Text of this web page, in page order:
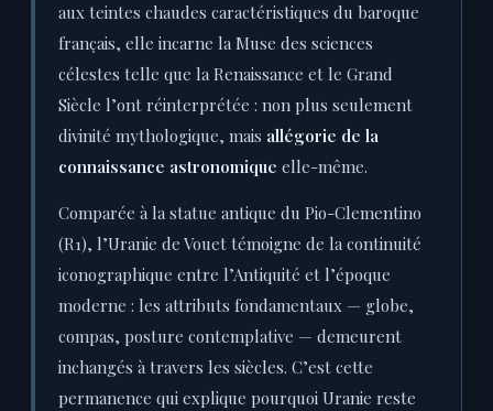
aux teintes chaudes caractéristiques du baroque
français, elle incarne la Muse des sciences
célestes telle que la Renaissance et le Grand
Siècle l’ont réinterprétée : non plus seulement
divinité mythologique, mais allégorie de la
connaissance astronomique elle-même.
Comparée à la statue antique du Pio-Clementino
(R1), l’Uranie de Vouet témoigne de la continuité
iconographique entre l’Antiquité et l’époque
moderne : les attributs fondamentaux — globe,
compas, posture contemplative — demeurent
inchangés à travers les siècles. C’est cette
permanence qui explique pourquoi Uranie reste